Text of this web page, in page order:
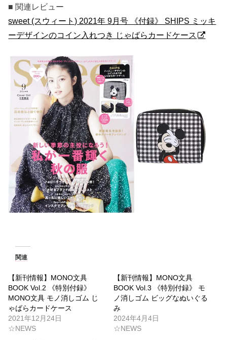
■ 関連レビュー
sweet (スウィート) 2021年 9月号 《付録》 SHIPS ミッキ
ーデザインのコイン入れつき じゃばらカードケース
関連
【新刊情報】MONO文具
BOOK Vol.2 《特別付録》
MONO文具 モノ消しゴム じ
ゃばらカードケース
2021年12月24日
☆NEWS
【新刊情報】MONO文具
BOOK Vol.3 《特別付録》 モ
ノ消しゴム ビッグなぬいぐる
み
2024年4月4日
☆NEWS